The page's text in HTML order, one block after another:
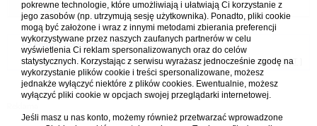
turystyczne
Forum Chorwacja Online - Cro.pl
Usuń ciasteczka• Strefa czasowa: UTC + 1 (Polska - czas zimowy) [ DST
pokrewne technologie, które umożliwiają i ułatwiają Ci korzystanie z
jego zasobów (np. utrzymują sesję użytkownika). Ponadto, pliki cookie
mogą być założone i wraz z innymi metodami zbierania preferencji
wykorzystywane przez naszych zaufanych partnerów w celu
wyświetlenia Ci reklam spersonalizowanych oraz do celów
statystycznych. Korzystając z serwisu wyrażasz jednocześnie zgodę na
wykorzystanie plików cookie i treści spersonalizowane, możesz
jednakże wyłączyć niektóre z plików cookies. Ewentualnie, możesz
wyłączyć pliki cookie w opcjach swojej przeglądarki internetowej.
Jeśli masz u nas konto, możemy również przetwarzać wprowadzone